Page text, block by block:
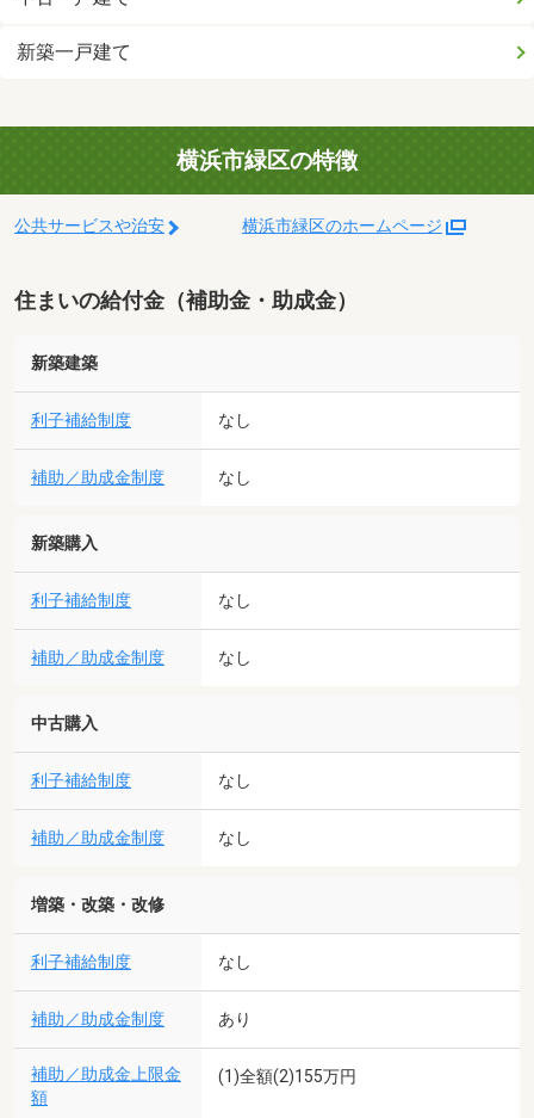
新築一戸建て
横浜市緑区の特徴
公共サービスや治安 横浜市緑区のホームページ
住まいの給付金（補助金・助成金）
新築建築
利子補給制度 なし
補助／助成金制度 なし
新築購入
利子補給制度 なし
補助／助成金制度 なし
中古購入
利子補給制度 なし
補助／助成金制度 なし
増築・改築・改修
利子補給制度 なし
補助／助成金制度 あり
補助／助成金上限金
額
(1)全額(2)155万円